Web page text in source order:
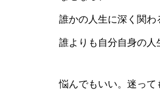
誰かの人生に深く関わ
誰よりも自分自身の人
悩んでもいい。迷って